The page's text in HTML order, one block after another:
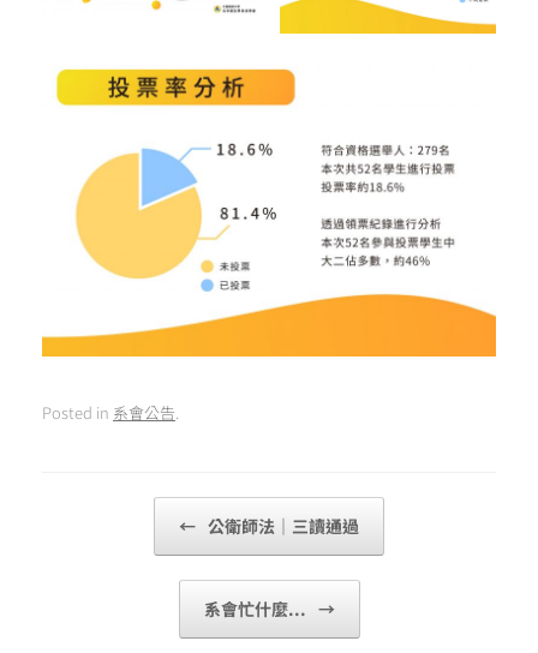
Posted in 系會公告.
← 公衛師法｜三讀通過
系會忙什麼... →